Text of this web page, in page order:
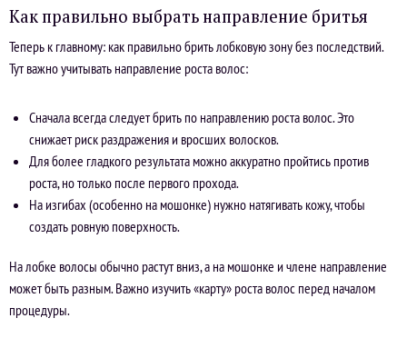
Как правильно выбрать направление бритья
Теперь к главному: как правильно брить лобковую зону без последствий.
Тут важно учитывать направление роста волос:
Сначала всегда следует брить по направлению роста волос. Это
снижает риск раздражения и вросших волосков.
Для более гладкого результата можно аккуратно пройтись против
роста, но только после первого прохода.
На изгибах (особенно на мошонке) нужно натягивать кожу, чтобы
создать ровную поверхность.
На лобке волосы обычно растут вниз, а на мошонке и члене направление
может быть разным. Важно изучить «карту» роста волос перед началом
процедуры.